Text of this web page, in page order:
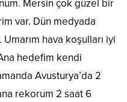
Mersin çok güzel bir
var. Dün medyada
hava koşulları iyi
hedefim kendi
Avusturya’da 2
rekorum 2 saat 6